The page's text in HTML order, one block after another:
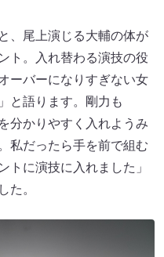
、尾上演じる大輔の体が
ト。入れ替わる演技の役
ーバーになりすぎない女
と語ります。剛力も
分かりやすく入れようみ
私だったら手を前で組む
トに演技に入れました」
た。